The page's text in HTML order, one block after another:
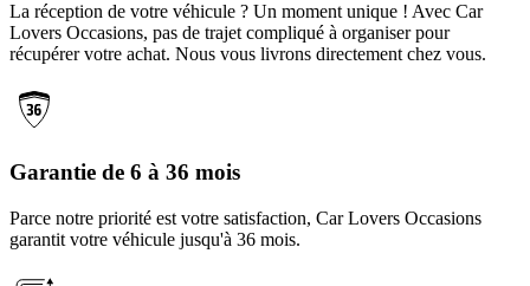
La réception de votre véhicule ? Un moment unique ! Avec Car
Lovers Occasions, pas de trajet compliqué à organiser pour
récupérer votre achat. Nous vous livrons directement chez vous.
Garantie de 6 à 36 mois
Parce notre priorité est votre satisfaction, Car Lovers Occasions
garantit votre véhicule jusqu'à 36 mois.